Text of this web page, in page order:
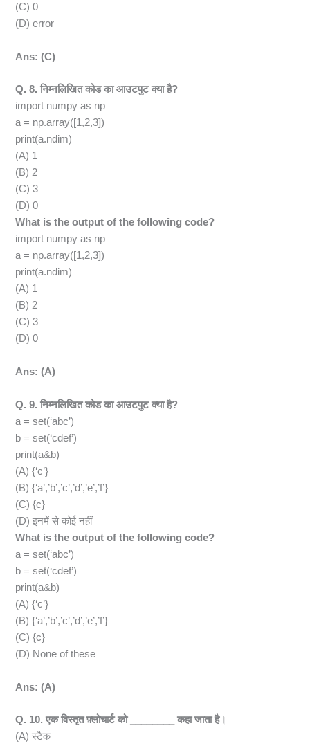
(C) 0
(D) error
Ans: (C)
Q. 8. निम्नलिखित कोड का आउटपुट क्या है?
import numpy as np
a = np.array([1,2,3])
print(a.ndim)
(A) 1
(B) 2
(C) 3
(D) 0
What is the output of the following code?
import numpy as np
a = np.array([1,2,3])
print(a.ndim)
(A) 1
(B) 2
(C) 3
(D) 0
Ans: (A)
Q. 9. निम्नलिखित कोड का आउटपुट क्या है?
a = set(‘abc’)
b = set(‘cdef’)
print(a&b)
(A) {‘c’}
(B) {‘a’,’b’,’c’,’d’,’e’,’f’}
(C) {c}
(D) इनमें से कोई नहीं
What is the output of the following code?
a = set(‘abc’)
b = set(‘cdef’)
print(a&b)
(A) {‘c’}
(B) {‘a’,’b’,’c’,’d’,’e’,’f’}
(C) {c}
(D) None of these
Ans: (A)
Q. 10. एक विस्तृत फ़्लोचार्ट को ________ कहा जाता है।
(A) स्टैक